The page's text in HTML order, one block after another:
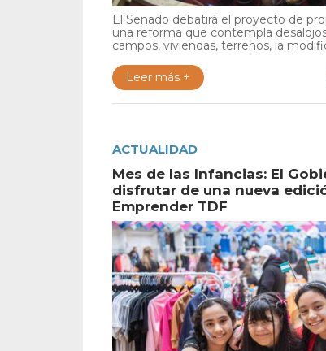
El Senado debatirá el proyecto de
una reforma que contempla
campos, viviendas, terrenos, la
Leer más +
ACTUALIDAD
Mes de las Infancias: El
disfrutar de una nueva
Emprender TDF